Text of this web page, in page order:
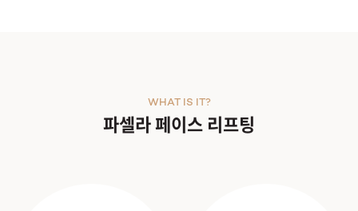
파셀라 페이스 리프팅
WHAT IS IT?